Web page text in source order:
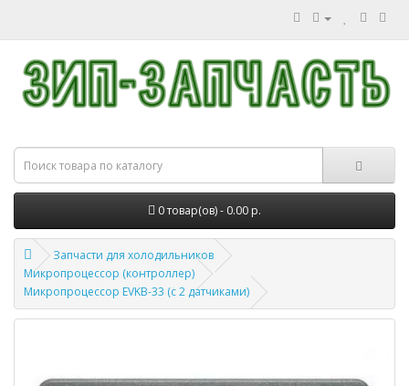
0 товар(ов) - 0.00 р.
Запчасти для холодильников
Микропроцессор (контроллер)
Микропроцессор EVKB-33 (с 2 датчиками)